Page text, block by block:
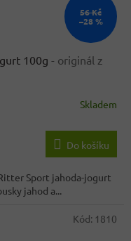
56 Kč
–28 %
100g - originál z
Skladem
Do košíku
Sport jahoda-jogurt
jahod a...
Kód: 1810